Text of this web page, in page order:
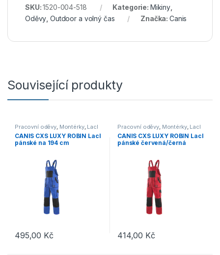
SKU:1520-004-518 Kategorie: Mikiny
Oděvy ,Outdoor a volný čas Značka: Canis
Související produkty
Pracovní oděvy, Montérky, Lacl
CANIS CXS LUXY ROBIN Lacl
pánské na 194 cm
495,00 Kč
Tento produkt má více variant. Možnosti lze vybrat na stránce
Pracovní oděvy, Montérky, Lacl
CANIS CXS LUXY ROBIN Lacl
pánské červená/černá
414,00 Kč
Tento produkt má více